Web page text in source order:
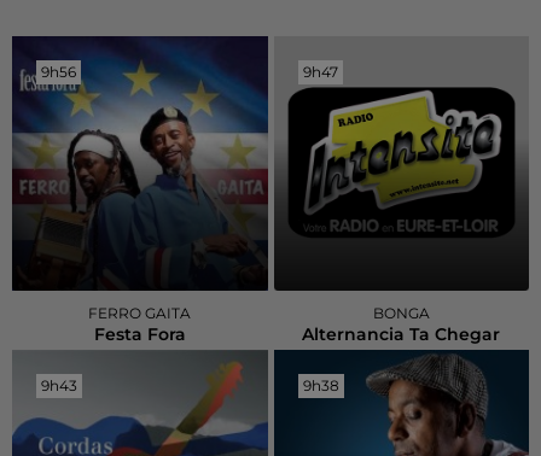
9h56
9h56
FERRO GAITA
Festa Fora
9h47
9h47
BONGA
Alternancia Ta Chegar
9h43
9h43 9h38
9h38